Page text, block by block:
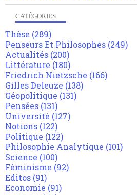
CATÉGORIES
Thèse (289)
Penseurs Et Philosophes (249)
Actualités (200)
Littérature (180)
Friedrich Nietzsche (166)
Gilles Deleuze (138)
Géopolitique (131)
Pensées (131)
Université (127)
Notions (122)
Politique (122)
Philosophie Analytique (101)
Science (100)
Féminisme (92)
Editos (91)
Economie (91)